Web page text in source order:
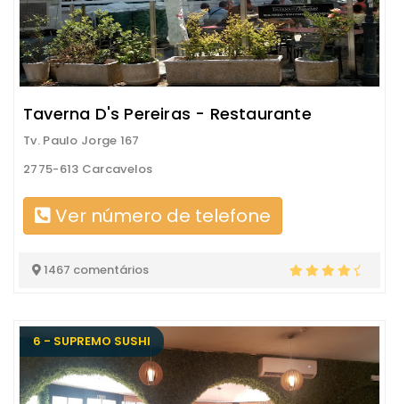
Taverna D's Pereiras - Restaurante
Tv. Paulo Jorge 167
2775-613 Carcavelos
Ver número de telefone
1467 comentários
6 - SUPREMO SUSHI